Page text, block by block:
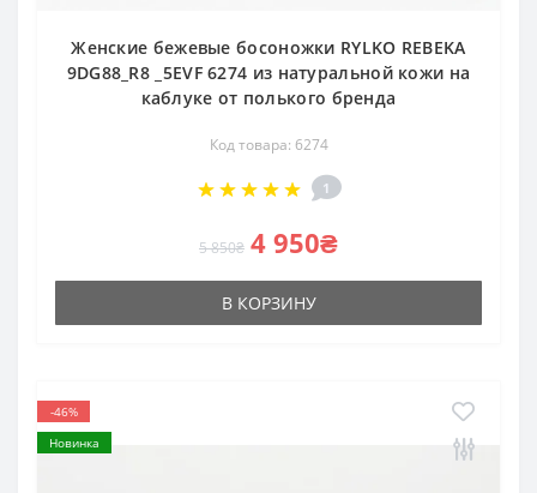
Женские бежевые босоножки RYLKO REBEKA
9DG88_R8 _5EVF 6274 из натуральной кожи на
каблуке от полького бренда
Код товара: 6274
1
5 850₴ 4 950₴
В КОРЗИНУ
-46%
Новинка